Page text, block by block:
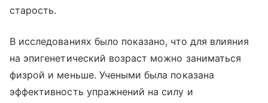
старость.
В исследованиях было показано, что для влияния
на эпигенетический возраст можно заниматься
физрой и меньше. Учеными была показана
эффективность упражнений на силу и